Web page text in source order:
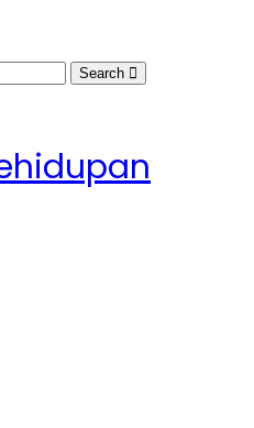
Search